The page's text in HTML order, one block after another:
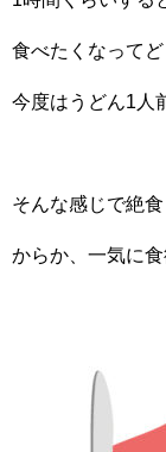
食べたくなって
今度はうどん1人
そんな感じで絶
からか、一気に食